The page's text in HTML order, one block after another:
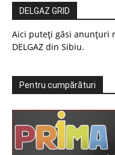
DELGAZ GRID
Aici puteți găsi anunțuri
DELGAZ din Sibiu.
Pentru cumpărături